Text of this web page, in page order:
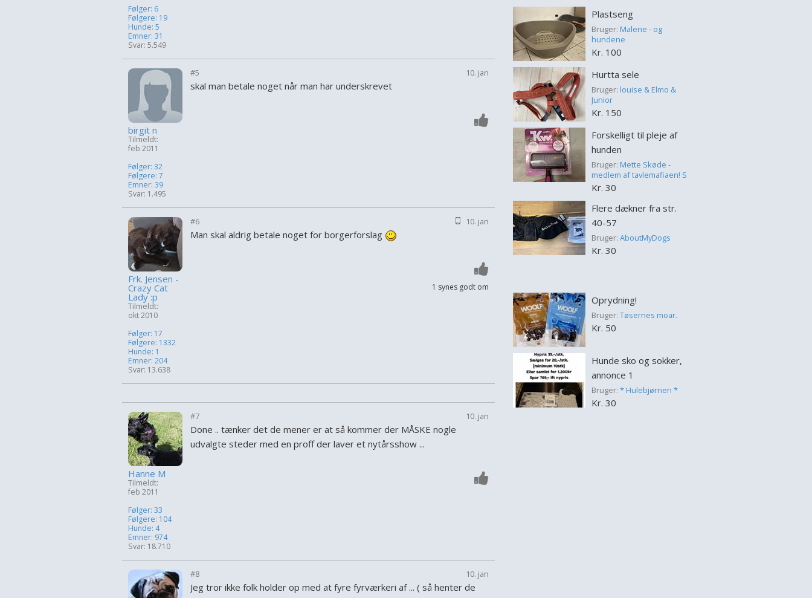
Følger: 6
Følgere: 19
Hunde: 5
Emner: 31
Svar: 5.549
birgit n
Tilmeldt:
feb 2011
Følger: 32
Følgere: 7
Emner: 39
Svar: 1.495
#5 10. jan
skal man betale noget når man har underskrevet
Frk. Jensen -
Crazy Cat
Lady :p
Tilmeldt:
okt 2010
Følger: 17
Følgere: 1332
Hunde: 1
Emner: 204
Svar: 13.638
#6 10. jan
Man skal aldrig betale noget for borgerforslag
1 synes godt om
Hanne M
Tilmeldt:
feb 2011
Følger: 33
Følgere: 104
Hunde: 4
Emner: 974
Svar: 18.710
#7 10. jan
Done .. tænker det de mener er at så kommer der MÅSKE nogle
udvalgte steder med en proff der laver et nytårsshow ...
#8 10. jan
Jeg tror ikke folk holder op med at fyre fyrværkeri af ... ( så henter de
Plastseng
Bruger: Malene - og
hundene
Kr. 100
Hurtta sele
Bruger: louise & Elmo &
Junior
Kr. 150
Forskelligt til pleje af
hunden
Bruger: Mette Skøde -
medlem af tavlemafiaen! S
Kr. 30
Flere dækner fra str.
40-57
Bruger: AboutMyDogs
Kr. 30
Oprydning!
Bruger: Tøsernes moar.
Kr. 50
Hunde sko og sokker,
annonce 1
Bruger: * Hulebjørnen *
Kr. 30